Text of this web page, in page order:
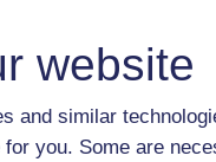
website
and similar
you. Some are
» et « barrières à
pour défendre
…